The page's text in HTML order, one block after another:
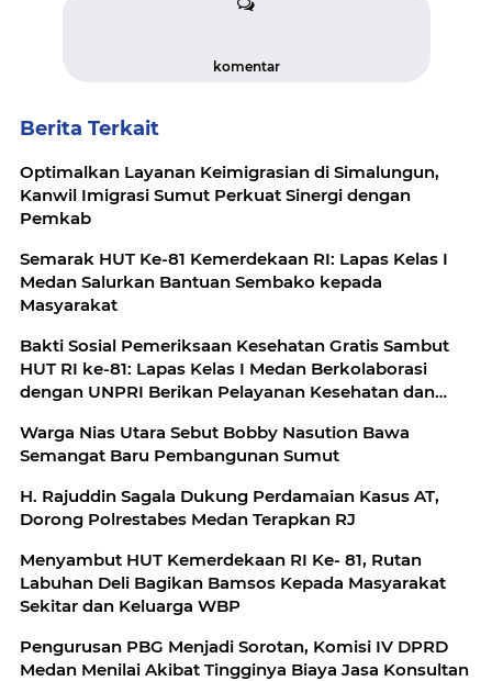
komentar
Berita Terkait
Optimalkan Layanan Keimigrasian di Simalungun,
Kanwil Imigrasi Sumut Perkuat Sinergi dengan
Pemkab
Semarak HUT Ke-81 Kemerdekaan RI: Lapas Kelas I
Medan Salurkan Bantuan Sembako kepada
Masyarakat
Bakti Sosial Pemeriksaan Kesehatan Gratis Sambut
HUT RI ke-81: Lapas Kelas I Medan Berkolaborasi
dengan UNPRI Berikan Pelayanan Kesehatan dan
Warga Nias Utara Sebut Bobby Nasution Bawa
Semangat Baru Pembangunan Sumut
H. Rajuddin Sagala Dukung Perdamaian Kasus AT,
Dorong Polrestabes Medan Terapkan RJ
Menyambut HUT Kemerdekaan RI Ke- 81, Rutan
Labuhan Deli Bagikan Bamsos Kepada Masyarakat
Sekitar dan Keluarga WBP
Pengurusan PBG Menjadi Sorotan, Komisi IV DPRD
Medan Menilai Akibat Tingginya Biaya Jasa Konsultan